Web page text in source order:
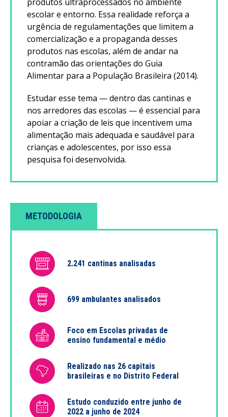
escolar e entorno. Essa realidade reforça a
urgência de regulamentações que limitem a
comercialização e a propaganda desses
produtos nas escolas, além de andar na
contramão das orientações do Guia
Alimentar para a População Brasileira (2014).
Estudar esse tema — dentro das cantinas e
nos arredores das escolas — é essencial para
apoiar a criação de leis que incentivem uma
alimentação mais adequada e saudável para
crianças e adolescentes, por isso essa
pesquisa foi desenvolvida.
METODOLOGIA
2.241 cantinas analisadas
699 ambulantes analisados
Foco em Escolas privadas de
ensino fundamental e médio
Realizado nas 26 capitais
brasileiras e no Distrito Federal
Estudo conduzido entre junho de
2022 a junho de 2024